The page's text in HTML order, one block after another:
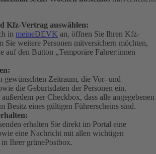
Kfz-Vertrag auswählen:
in meineDEVK an, öffnen Sie Ihren Kfz-
Sie weitere Personen mitversichern möchten,
auf den Button „Temporäre Fahrer:innen
gewünschten Zeitraum, die Vor- und
die Geburtsdaten der Personen ein.
per Checkbox, dass alle angegebenen
Besitz eines gültigen Führerscheins sind.
erhalten Sie direkt im Portal eine
eine Nachricht mit allen wichtigen
Ihrer grünePostbox.